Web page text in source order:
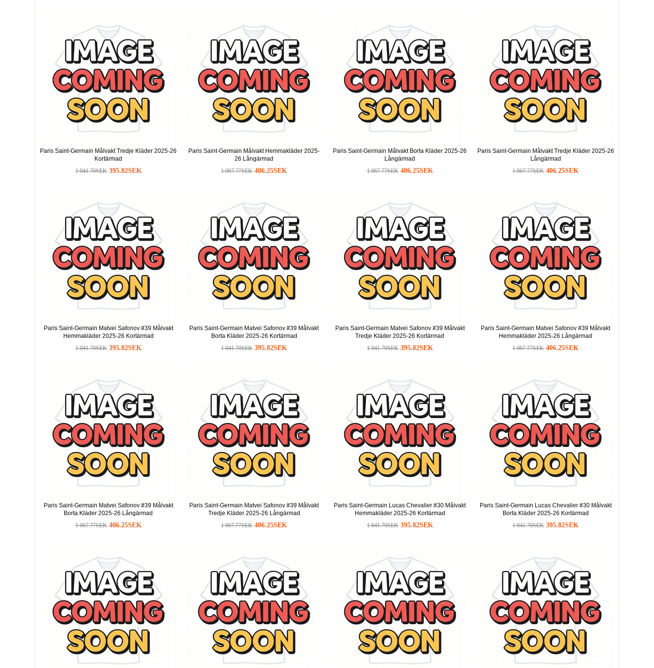
Paris Saint-Germain Målvakt Tredje Kläder 2025-26
Kortärmad
1 041.70SEK 395.82SEK
Paris Saint-Germain Målvakt Hemmakläder 2025-
26 Långärmad
1 067.77SEK 406.25SEK
Paris Saint-Germain Målvakt Borta Kläder 2025-26
Långärmad
1 067.77SEK 406.25SEK
Paris Saint-Germain Målvakt Tredje Kläder 2025-26
Långärmad
1 067.77SEK 406.25SEK
Paris Saint-Germain Matvei Safonov #39 Målvakt
Hemmakläder 2025-26 Kortärmad
1 041.70SEK 395.82SEK
Paris Saint-Germain Matvei Safonov #39 Målvakt
Borta Kläder 2025-26 Kortärmad
1 041.70SEK 395.82SEK
Paris Saint-Germain Matvei Safonov #39 Målvakt
Tredje Kläder 2025-26 Kortärmad
1 041.70SEK 395.82SEK
Paris Saint-Germain Matvei Safonov #39 Målvakt
Hemmakläder 2025-26 Långärmad
1 067.77SEK 406.25SEK
Paris Saint-Germain Matvei Safonov #39 Målvakt
Borta Kläder 2025-26 Långärmad
1 067.77SEK 406.25SEK
Paris Saint-Germain Matvei Safonov #39 Målvakt
Tredje Kläder 2025-26 Långärmad
1 067.77SEK 406.25SEK
Paris Saint-Germain Lucas Chevalier #30 Målvakt
Hemmakläder 2025-26 Kortärmad
1 041.70SEK 395.82SEK
Paris Saint-Germain Lucas Chevalier #30 Målvakt
Borta Kläder 2025-26 Kortärmad
1 041.70SEK 395.82SEK